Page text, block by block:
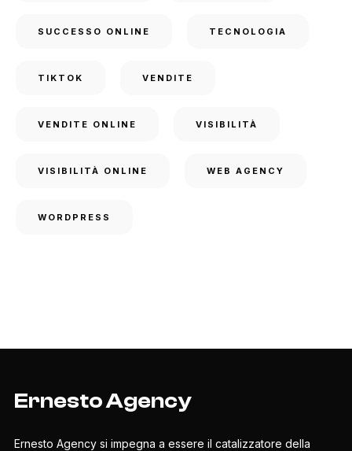
SUCCESSO ONLINE TECNOLOGIA
TIKTOK VENDITE
VENDITE ONLINE VISIBILITÀ
VISIBILITÀ ONLINE WEB AGENCY
WORDPRESS
Ernesto Agency
Ernesto Agency si impegna a essere il catalizzatore della